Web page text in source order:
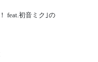
feat.初音ミク｣の